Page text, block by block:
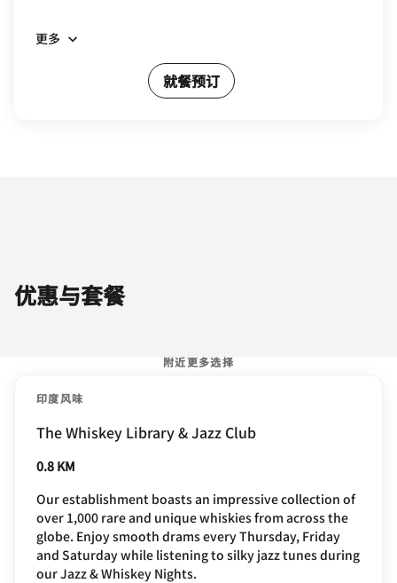
更多
就餐预订
优惠与套餐
附近更多选择
印度风味
The Whiskey Library & Jazz Club
0.8 KM
Our establishment boasts an impressive collection of
over 1,000 rare and unique whiskies from across the
globe. Enjoy smooth drams every Thursday, Friday
and Saturday while listening to silky jazz tunes during
our Jazz & Whiskey Nights.